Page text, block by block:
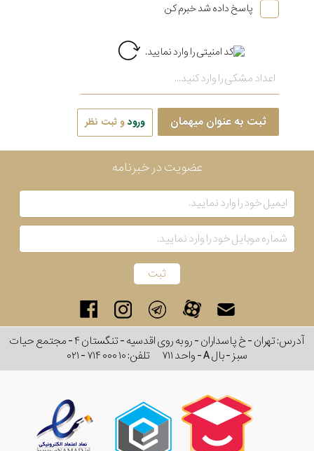
پاسخ داده شد خبرم کن
ثبت به عنوان میهمان ورودو ثبت نظر
عضویت در خبرنامه
آدرس: تهران - خ پاسداران - رو به روی اقدسیه - تنگستان ۴ - مجتمع حیات
سبز - بال A - واحد ۷۱۱
تلفن:۰۲۱ - ۷۱۴ ۰۰۰ ۱۰